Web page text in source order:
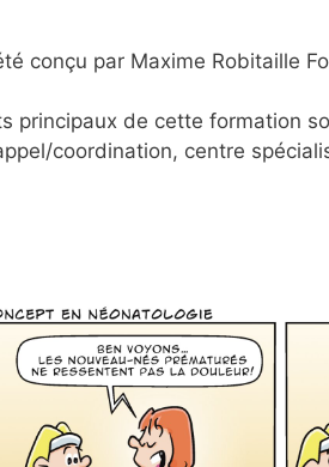
conçu par Maxime Robitaille
principaux de cette formation
coordination, centre